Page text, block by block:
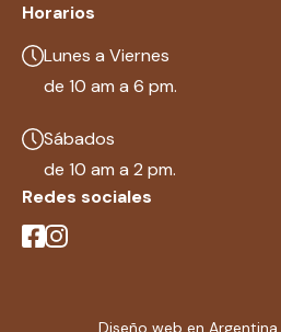
Horarios
Lunes a Viernes
de 10 am a 6 pm.
Sábados
de 10 am a 2 pm.
Redes sociales
Diseño web en